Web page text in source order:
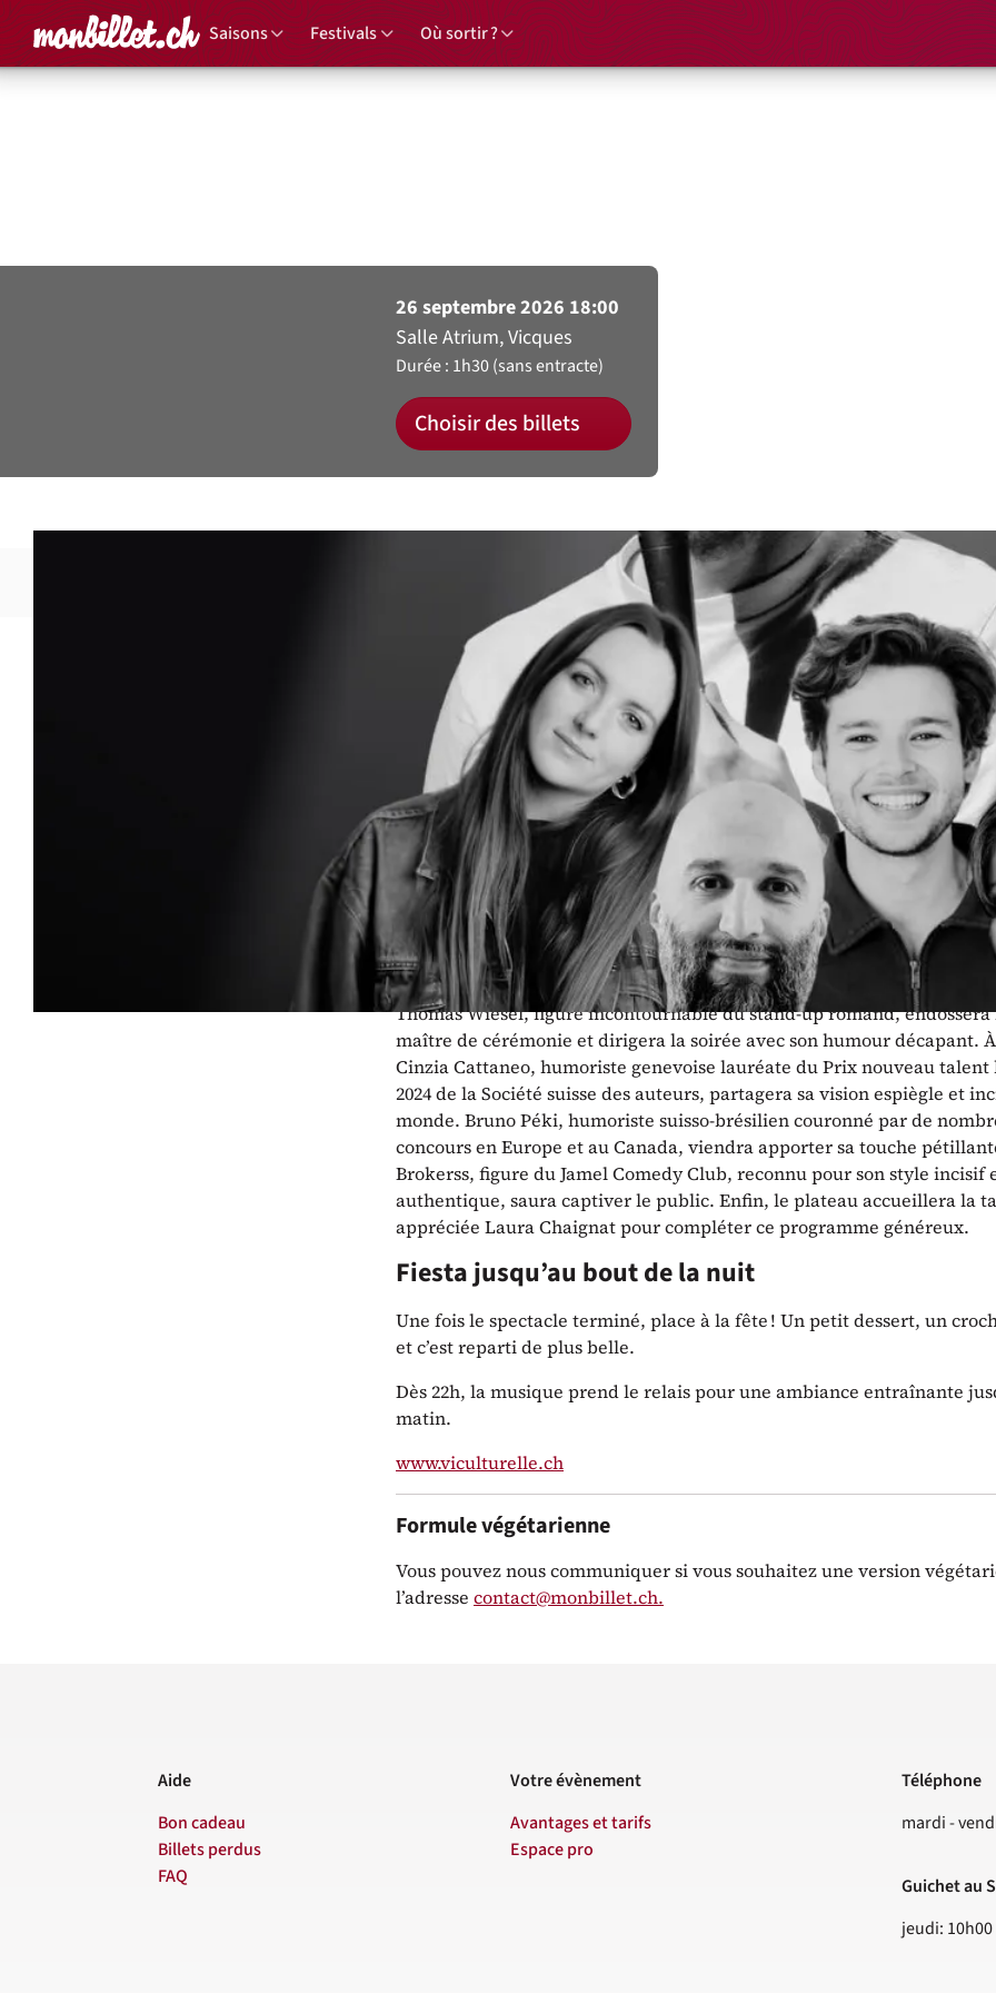
Accueil Saisons Festivals Où sortir ?
26 septembre 2026 18:00
Salle Atrium, Vicques
Durée : 1h30 (sans entracte)
Choisir des billets
Découvrez la saison 2026 de ViCulturelle.
ViCulturelle célèbre ses 20 ans et se
Comedy Cluble temps d’une soirée ! Dès 18h,
s’ouvrent dans une ambiance chaleureuse. Au
programme : spectacle et cocktail dînatoire
table !
Un plateau 5 étoiles
La soirée met à l’honneur cinq artistes issus de la crème du stand-up
Thomas Wiesel, figure incontournable du stand-up romand,
maître de cérémonie et dirigera la soirée avec son humour décapant. À
Cinzia Cattaneo, humoriste genevoise lauréate du Prix nouveau
2024 de la Société suisse des auteurs, partagera sa vision espiègle et
monde. Bruno Péki, humoriste suisso-brésilien couronné par de
concours en Europe et au Canada, viendra apporter sa touche
Brokerss, figure du Jamel Comedy Club, reconnu pour son style incisif
authentique, saura captiver le public. Enfin, le plateau accueillera la
appréciée Laura Chaignat pour compléter ce programme généreux.
Fiesta jusqu’au bout de la nuit
Une fois le spectacle terminé, place à la fête ! Un petit dessert, un
et c’est reparti de plus belle.
Dès 22h, la musique prend le relais pour une ambiance entraînante
matin.
www.viculturelle.ch
Formule végétarienne
Vous pouvez nous communiquer si vous souhaitez une version
l’adresse contact@monbillet.ch.
Aide
Bon cadeau
Billets perdus
FAQ
Votre évènement
Avantages et tarifs
Espace pro
Contact
Téléphone
mardi -
Guichet au
jeudi: